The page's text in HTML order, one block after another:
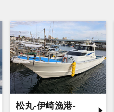
松丸-伊崎漁港-